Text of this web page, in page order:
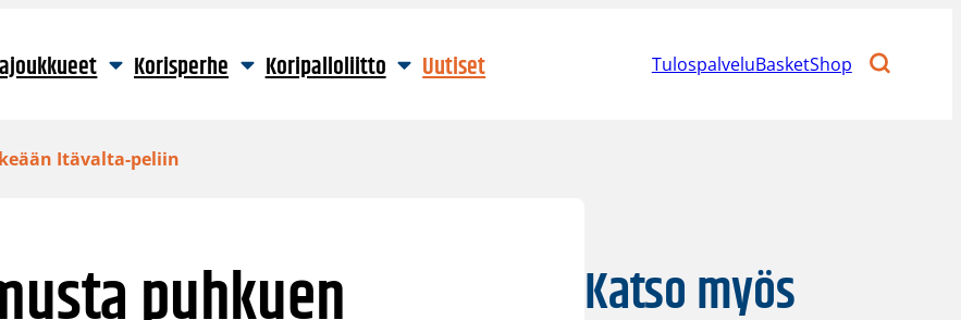
Korisperhe Koripalloliitto Uutiset TulospalveluBasketShop
Itävalta-peliin
Katso myös